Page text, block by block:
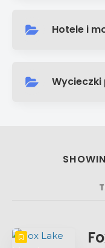
Hotele i
Wycieczki
COUNT